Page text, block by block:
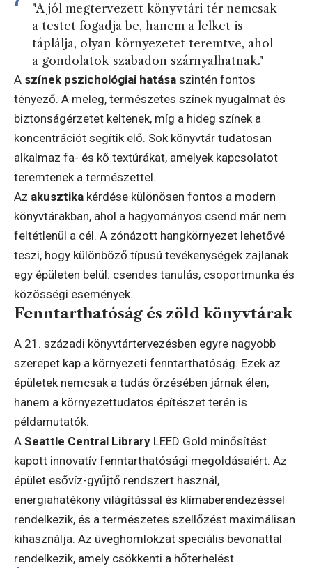
"A jól megtervezett könyvtári tér nemcsak
a testet fogadja be, hanem a lelket is
táplálja, olyan környezetet teremtve, ahol
a gondolatok szabadon szárnyalhatnak."
A színek pszichológiai hatása szintén fontos
tényező. A meleg, természetes színek nyugalmat és
biztonságérzetet keltenek, míg a hideg színek a
koncentrációt segítik elő. Sok könyvtár tudatosan
alkalmaz fa- és kő textúrákat, amelyek kapcsolatot
teremtenek a természettel.
Az akusztika kérdése különösen fontos a modern
könyvtárakban, ahol a hagyományos csend már nem
feltétlenül a cél. A zónázott hangkörnyezet lehetővé
teszi, hogy különböző típusú tevékenységek zajlanak
egy épületen belül: csendes tanulás, csoportmunka és
közösségi események.
Fenntarthatóság és zöld könyvtárak
A 21. századi könyvtártervezésben egyre nagyobb
szerepet kap a környezeti fenntarthatóság. Ezek az
épületek nemcsak a tudás őrzésében járnak élen,
hanem a környezettudatos építészet terén is
példamutatók.
A Seattle Central Library LEED Gold minősítést
kapott innovatív fenntarthatósági megoldásaiért. Az
épület esővíz-gyűjtő rendszert használ,
energiahatékony világítással és klímaberendezéssel
rendelkezik, és a természetes szellőzést maximálisan
kihasználja. Az üveghomlokzat speciális bevonattal
rendelkezik, amely csökkenti a hőterhelést.